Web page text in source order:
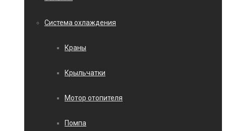
Система охлаждения
Краны
Крыльчатки
Мотор отопителя
Помпа